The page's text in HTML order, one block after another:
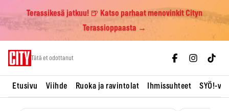
Terassikesä jatkuu! 🍺 Katso parhaat menovinkit Cityn
Terassioppaasta →
Tätä et odottanut
Etusivu Viihde Ruoka ja ravintolat Ihmissuhteet SYÖ!-